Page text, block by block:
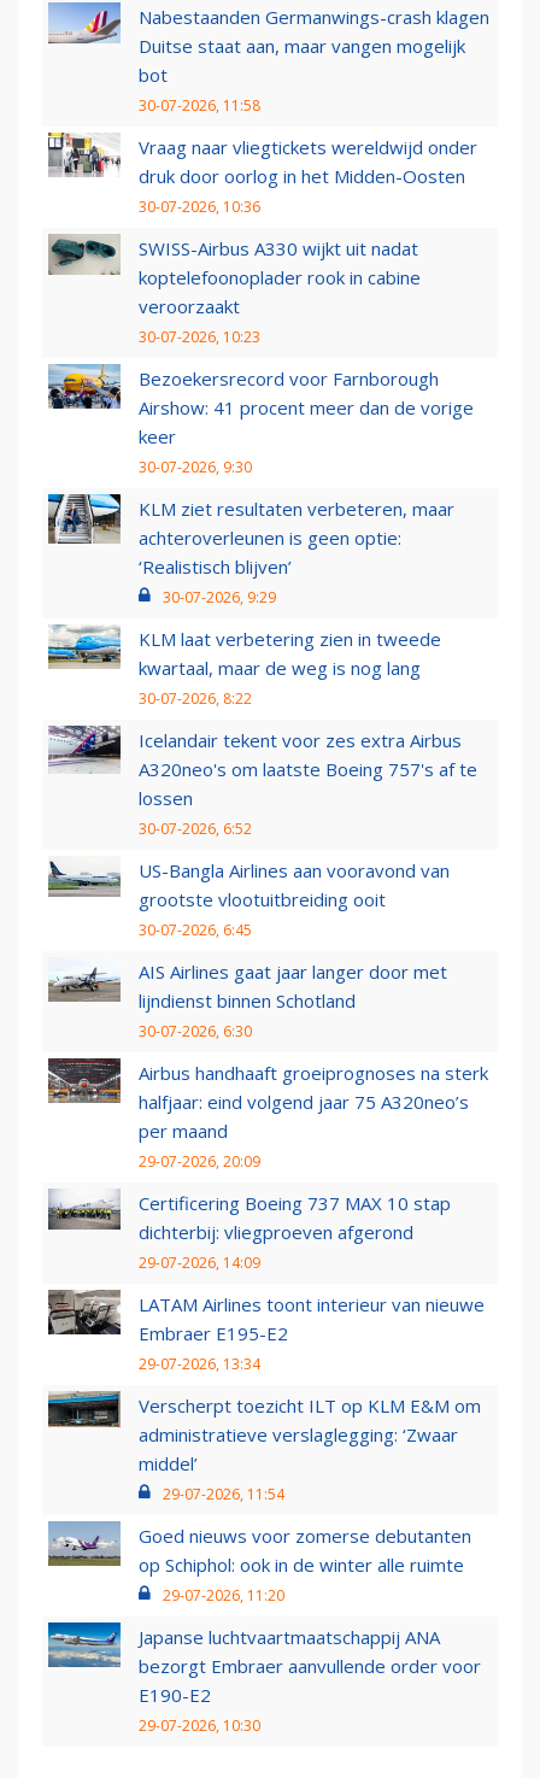
Nabestaanden Germanwings-crash klagen
Duitse staat aan, maar vangen mogelijk
bot
30-07-2026, 11:58
Vraag naar vliegtickets wereldwijd onder
druk door oorlog in het Midden-Oosten
30-07-2026, 10:36
SWISS-Airbus A330 wijkt uit nadat
koptelefoonoplader rook in cabine
veroorzaakt
30-07-2026, 10:23
Bezoekersrecord voor Farnborough
Airshow: 41 procent meer dan de vorige
keer
30-07-2026, 9:30
KLM ziet resultaten verbeteren, maar
achteroverleunen is geen optie:
‘Realistisch blijven’
30-07-2026, 9:29
KLM laat verbetering zien in tweede
kwartaal, maar de weg is nog lang
30-07-2026, 8:22
Icelandair tekent voor zes extra Airbus
A320neo's om laatste Boeing 757's af te
lossen
30-07-2026, 6:52
US-Bangla Airlines aan vooravond van
grootste vlootuitbreiding ooit
30-07-2026, 6:45
AIS Airlines gaat jaar langer door met
lijndienst binnen Schotland
30-07-2026, 6:30
Airbus handhaaft groeiprognoses na sterk
halfjaar: eind volgend jaar 75 A320neo’s
per maand
29-07-2026, 20:09
Certificering Boeing 737 MAX 10 stap
dichterbij: vliegproeven afgerond
29-07-2026, 14:09
LATAM Airlines toont interieur van nieuwe
Embraer E195-E2
29-07-2026, 13:34
Verscherpt toezicht ILT op KLM E&M om
administratieve verslaglegging: ‘Zwaar
middel’
29-07-2026, 11:54
Goed nieuws voor zomerse debutanten
op Schiphol: ook in de winter alle ruimte
29-07-2026, 11:20
Japanse luchtvaartmaatschappij ANA
bezorgt Embraer aanvullende order voor
E190-E2
29-07-2026, 10:30